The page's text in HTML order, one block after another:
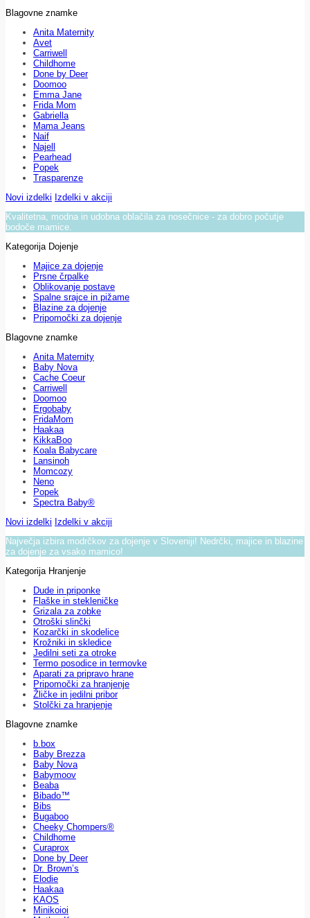
Blagovne znamke
Anita Maternity
Avet
Carriwell
Childhome
Done by Deer
Doomoo
Emma Jane
Frida Mom
Gabriella
Mama Jeans
Naif
Najell
Pearhead
Popek
Trasparenze
Novi izdelki Izdelki v akciji
Kvalitetna, modna in udobna oblačila za nosečnice - za dobro počutje
bodoče mamice.
Kategorija Dojenje
Majice za dojenje
Prsne črpalke
Oblikovanje postave
Spalne srajce in pižame
Blazine za dojenje
Pripomočki za dojenje
Blagovne znamke
Anita Maternity
Baby Nova
Cache Coeur
Carriwell
Doomoo
Ergobaby
FridaMom
Haakaa
KikkaBoo
Koala Babycare
Lansinoh
Momcozy
Neno
Popek
Spectra Baby®
Novi izdelki Izdelki v akciji
Največja izbira modrčkov za dojenje v Sloveniji! Nedrčki, majice in blazine
za dojenje za vsako mamico!
Kategorija Hranjenje
Dude in priponke
Flaške in stekleničke
Grizala za zobke
Otroški slinčki
Kozarčki in skodelice
Krožniki in skledice
Jedilni seti za otroke
Termo posodice in termovke
Aparati za pripravo hrane
Pripomočki za hranjenje
Žličke in jedilni pribor
Stolčki za hranjenje
Blagovne znamke
b.box
Baby Brezza
Baby Nova
Babymoov
Beaba
Bibado™
Bibs
Bugaboo
Cheeky Chompers®
Childhome
Curaprox
Done by Deer
Dr. Brown’s
Elodie
Haakaa
KAOS
Minikoioi